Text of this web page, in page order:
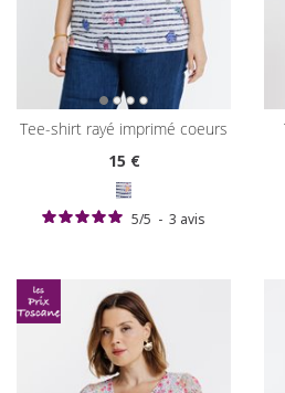
tee-shirt rayé imprimé coeurs
15€
5/5 - 3 avis